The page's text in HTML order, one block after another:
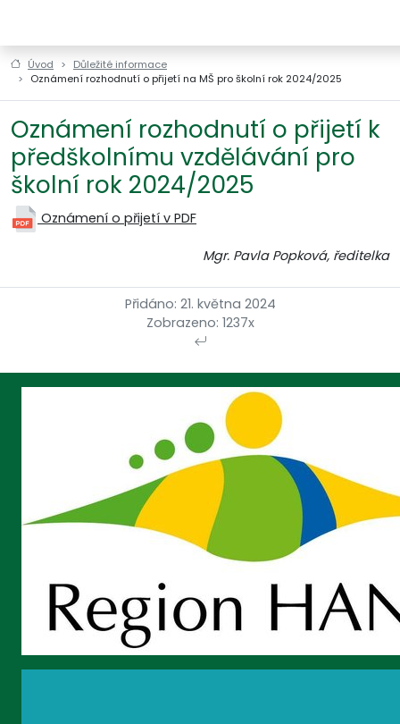
Úvod
Důležité informace
Oznámení rozhodnutí o přijetí na MŠ pro školní rok 2024/2025
Oznámení rozhodnutí o přijetí k
předškolnímu vzdělávání pro
školní rok 2024/2025
Oznámení o přijetí v PDF
Mgr. Pavla Popková, ředitelka
Přidáno: 21. května 2024
Zobrazeno: 1237x